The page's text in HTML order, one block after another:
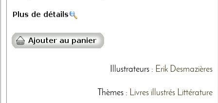
Illustrateurs: Erik Desmazières
Thèmes: Livres illustrés Littérature